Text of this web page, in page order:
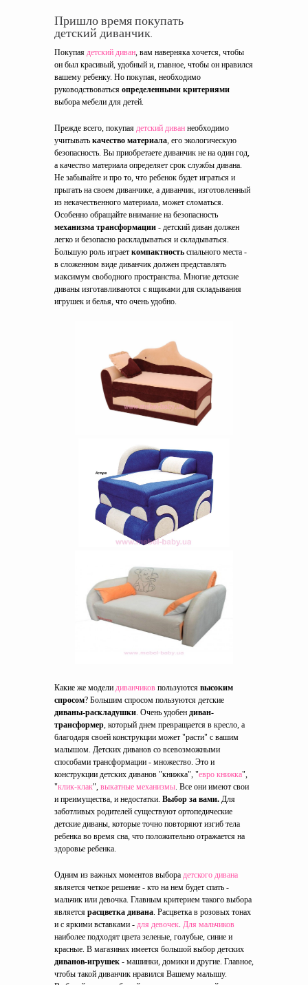
Пришло время покупать
детский диванчик.
Покупая детский диван, вам наверняка хочется, чтобы
он был красивый, удобный и, главное, чтобы он нравился
вашему ребенку. Но покупая, необходимо
руководствоваться определенными критериями
выбора мебели для детей.
Прежде всего, покупая детский диван необходимо
учитывать качество материала, его экологическую
безопасность. Вы приобретаете диванчик не на один год,
а качество материала определяет срок службы дивана.
Не забывайте и про то, что ребенок будет играться и
прыгать на своем диванчике, а диванчик, изготовленный
из некачественного материала, может сломаться.
Особенно обращайте внимание на безопасность
механизма трансформации - детский диван должен
легко и безопасно раскладываться и складываться.
Большую роль играет компактность спального места -
в сложенном виде диванчик должен представлять
максимум свободного пространства. Многие детские
диваны изготавливаются с ящиками для складывания
игрушек и белья, что очень удобно.
Какие же модели диванчиков пользуются высоким
спросом? Большим спросом пользуются детские
диваны-раскладушки. Очень удобен диван-
трансформер, который днем превращается в кресло, а
благодаря своей конструкции может "расти" с вашим
малышом. Детских диванов со всевозможными
способами трансформации - множество. Это и
конструкции детских диванов "книжка", "евро книжка",
"клик-клак", выкатные механизмы. Все они имеют свои
и преимущества, и недостатки. Выбор за вами. Для
заботливых родителей существуют ортопедические
детские диваны, которые точно повторяют изгиб тела
ребенка во время сна, что положительно отражается на
здоровье ребенка.
Одним из важных моментов выбора детского дивана
является четкое решение - кто на нем будет спать -
мальчик или девочка. Главным критерием такого выбора
является расцветка дивана. Расцветка в розовых тонах
и с яркими вставками - для девочек. Для мальчиков
наиболее подходят цвета зеленые, голубые, синие и
красные. В магазинах имеется большой выбор детских
диванов-игрушек - машинки, домики и другие. Главное,
чтобы такой диванчик нравился Вашему малышу.